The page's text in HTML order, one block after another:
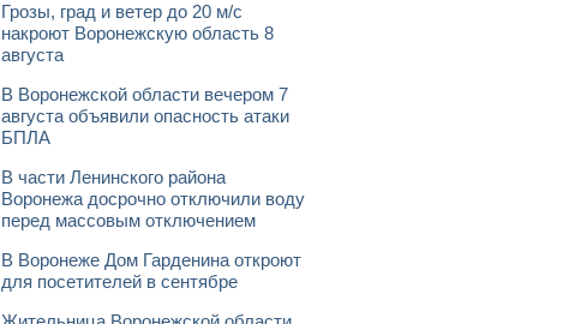
Грозы, град и ветер до 20 м/с
накроют Воронежскую область 8
августа
В Воронежской области вечером 7
августа объявили опасность атаки
БПЛА
В части Ленинского района
Воронежа досрочно отключили воду
перед массовым отключением
В Воронеже Дом Гарденина откроют
для посетителей в сентябре